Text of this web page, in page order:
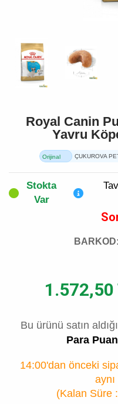
Royal Canin
Yavru
Orijinal
ÇUKUROVA
Stokta
Var
BARKOD:
1.572,50
Bu ürünü satın
Para Puan
14:00'dan önceki
(Kalan Süre :